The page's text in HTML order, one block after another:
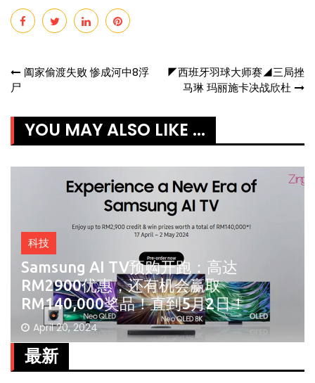
Post
阖家偷渡失败 惨成河中8浮
尸
◤西班牙羽球大师赛◢三局挫
马琳 玛丽施卡决战欣杜
YOU MAY ALSO LIKE ...
科技
Samsung AI TV预购开跑：高达
RM2900优惠，还有机会赢取
RM140,000奖品！直到5月2日！
April 20, 2024
最新